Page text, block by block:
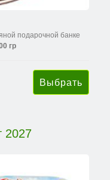
подарочной банке
гр
2027